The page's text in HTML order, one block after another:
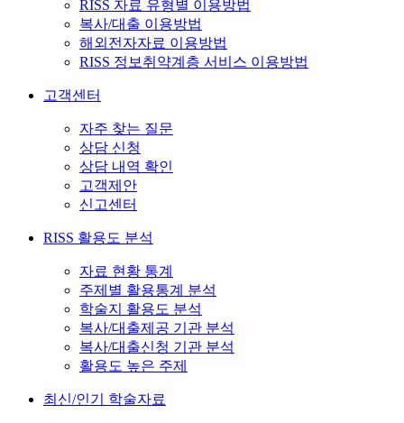
RISS 자료 유형별 이용방법
복사/대출 이용방법
해외전자자료 이용방법
RISS 정보취약계층 서비스 이용방법
고객센터
자주 찾는 질문
상담 신청
상담 내역 확인
고객제안
신고센터
RISS 활용도 분석
자료 현황 통계
주제별 활용통계 분석
학술지 활용도 분석
복사/대출제공 기관 분석
복사/대출신청 기관 분석
활용도 높은 주제
최신/인기 학술자료